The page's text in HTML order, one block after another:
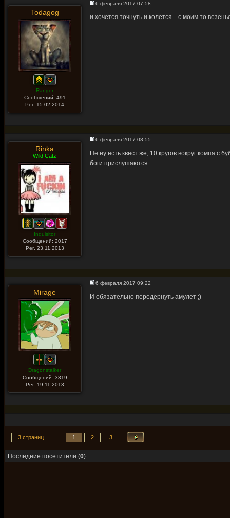
Todagog
Ranger
Сообщений: 491
Рег. 15.02.2014
6 февраля 2017 07:58
и хочется точнуть и колется... с моим то
Rinka
Wild Catz
Inquisitor
Сообщений: 2017
Рег. 23.11.2013
6 февраля 2017 08:55
Не ну есть квест же, 10 кругов вокруг компа
боги прислушаются...
Mirage
Dragonstalker
Сообщений: 3319
Рег. 19.11.2013
6 февраля 2017 09:22
И обязательно передернуть амулет ;)
3 страниц 1 2 3
Последние посетители (0):